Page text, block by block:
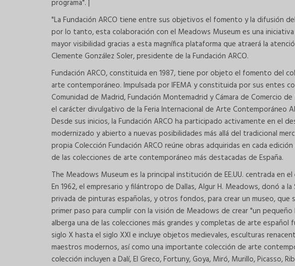
programa". |
"La Fundación ARCO tiene entre sus objetivos el fomento y la difusión
por lo tanto, esta colaboración con el Meadows Museum es una
mayor visibilidad gracias a esta magnífica plataforma que atraerá la
Clemente González Soler, presidente de la Fundación ARCO.
Fundación ARCO, constituida en 1987, tiene por objeto el fomento del
arte contemporáneo. Impulsada por IFEMA y constituida por sus entes
Comunidad de Madrid, Fundación Montemadrid y Cámara de Comercio
el carácter divulgativo de la Feria Internacional de Arte Contemporáneo
Desde sus inicios, la Fundación ARCO ha participado activamente en el
modernizado y abierto a nuevas posibilidades más allá del tradicional
propia Colección Fundación ARCO reúne obras adquiridas en cada
de las colecciones de arte contemporáneo más destacadas de España.
The Meadows Museum es la principal institución de EE.UU. centrada en
En 1962, el empresario y filántropo de Dallas, Algur H. Meadows, donó a
privada de pinturas españolas, y otros fondos, para crear un museo, que
primer paso para cumplir con la visión de Meadows de crear "un
alberga una de las colecciones más grandes y completas de arte español
siglo X hasta el siglo XXI e incluye objetos medievales, esculturas
maestros modernos, así como una importante colección de arte
colección incluyen a Dalí, El Greco, Fortuny, Goya, Miró, Murillo, Picasso,